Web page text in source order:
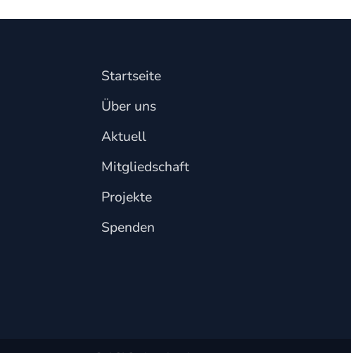
Startseite
Über uns
Aktuell
Mitgliedschaft
Projekte
Spenden